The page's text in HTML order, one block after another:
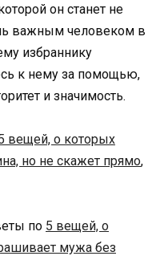
он станет не
важным человеком в
избраннику
к нему за помощью,
и значимость.
вещей, о которых
но не скажет прямо,
по 5 вещей, о
мужа без